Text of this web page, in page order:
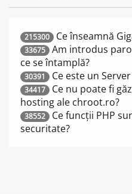
215300 Ce înseamnă
33675
Am introdus
ce se întamplă?
30391 Ce este un
34417
Ce nu poate fi
hosting ale chroot.ro?
38552
Ce funcții PHP
securitate?